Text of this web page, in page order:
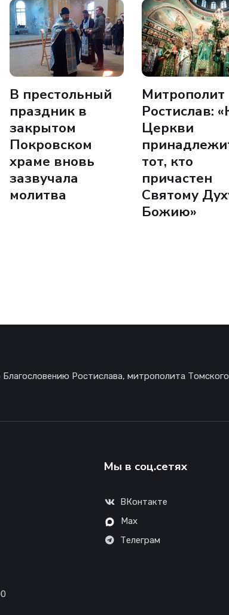
В престольный
праздник в
закрытом
Покровском
храме вновь
зазвучала
молитва
Митрополит
Ростислав:
Церкви
тот, кто
причастен
Святому
Божию»
Ростислава, митрополита
Мы в соц.сетях
ВКонтакте
Max
Телеграм